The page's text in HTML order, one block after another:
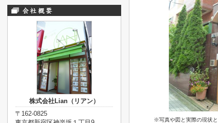
※写真や図と実際の現状
株式会社Lian（リアン）
〒162-0825